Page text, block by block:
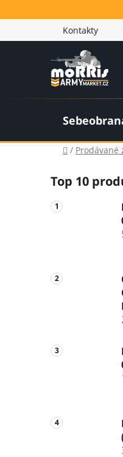
na
Kontakty
Domů
/ Prodávané
o
s
t
n
n
e
Top 10